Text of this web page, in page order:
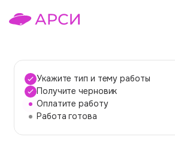
Темы работ
О сервисе
Укажите тип и тему работы
Получите черновик
Оплатите работу
Работа готова